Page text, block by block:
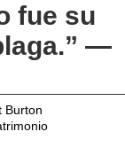
fue su
—
Burton